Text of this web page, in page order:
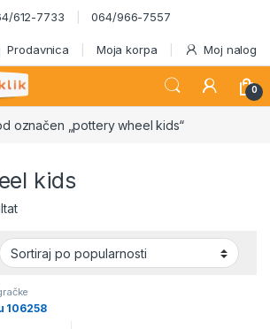
612-7733 064/966-7557
Prodavnica Moja korpa Moj nalog
0
označen „pottery wheel kids“
kids
106258